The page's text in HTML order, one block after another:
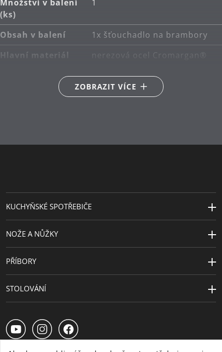
Množství v balení
(ks)
1
Obsah v balení
1x šťouchadlo na brambory
Hlavní materiál
nerezová ocel Cromargan®
Péče o výrobky
lze mýt v myčce
ZOBRAZIT VÍCE
KUCHYŇSKÉ SPOTŘEBIČE
NOŽE A NŮŽKY
PŘÍBORY
STOLOVÁNÍ